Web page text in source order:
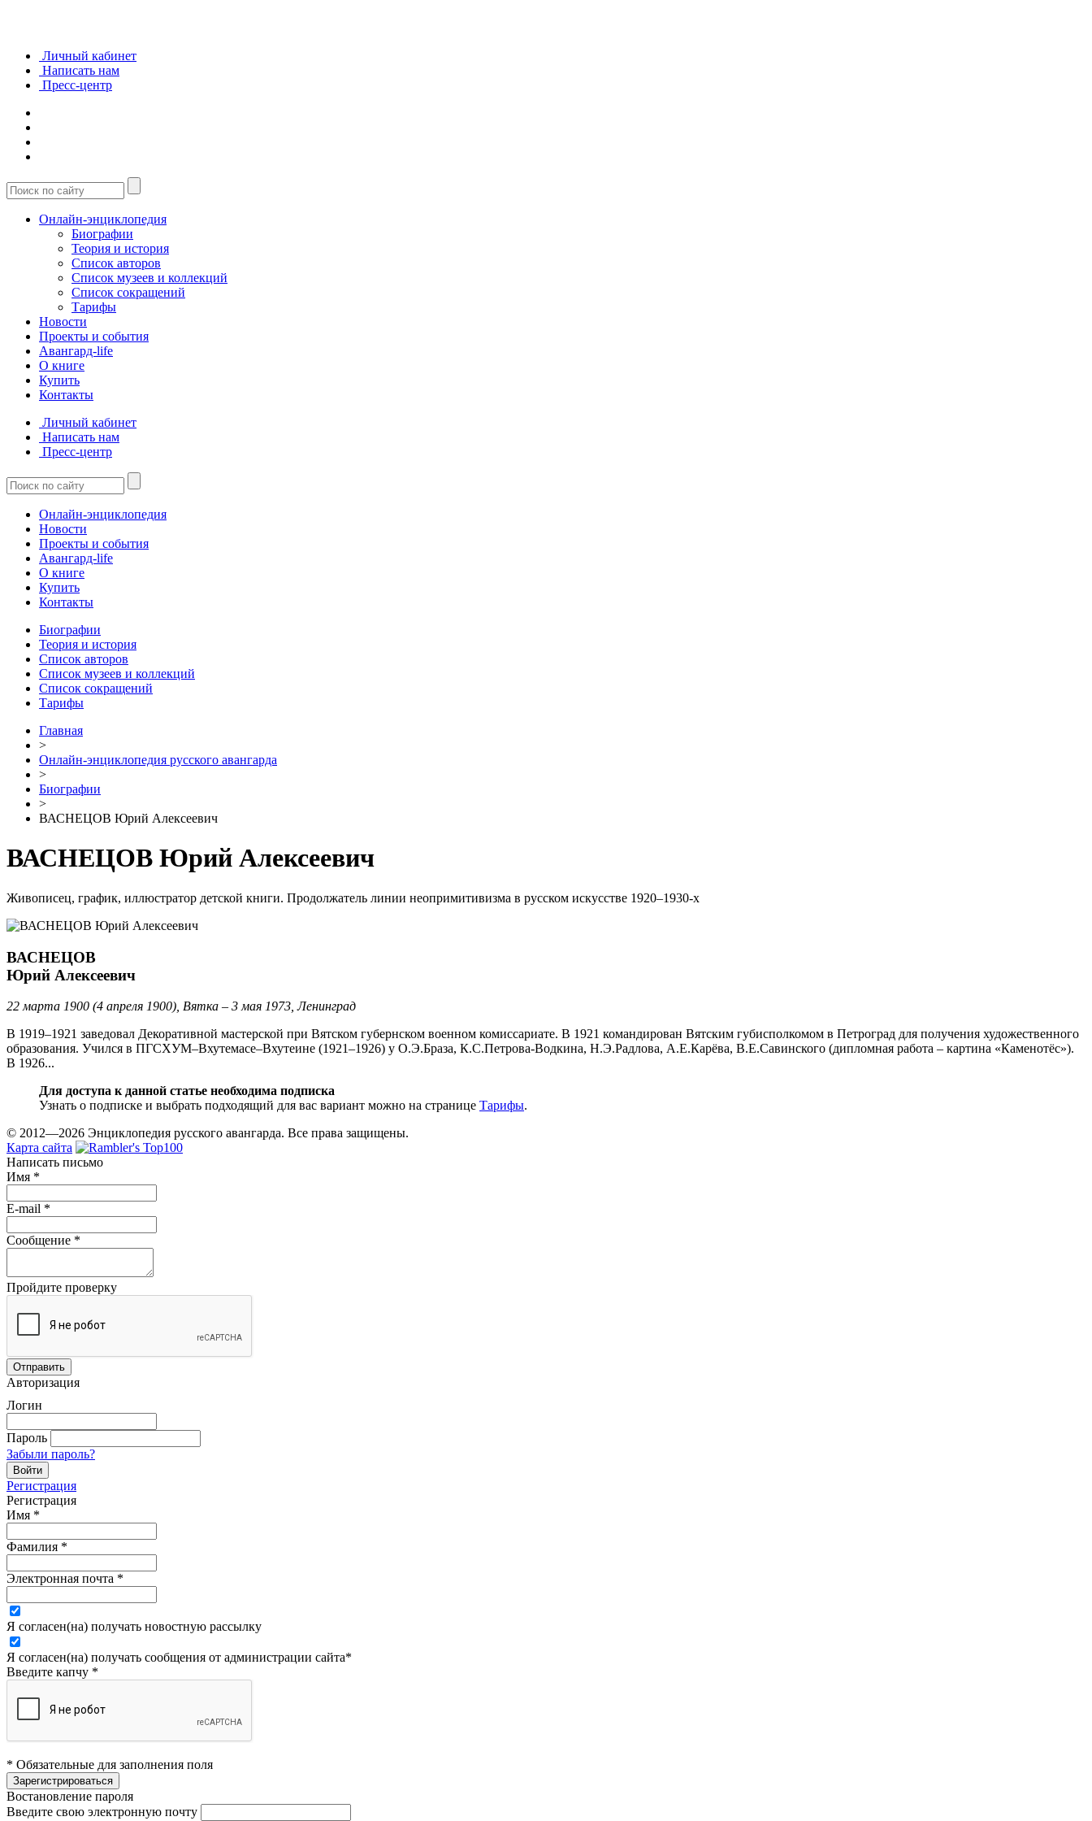
Личный кабинет
Написать нам
Пресс-центр
Онлайн-энциклопедия
Биографии
Теория и история
Список авторов
Список музеев и коллекций
Список сокращений
Тарифы
Новости
Проекты и события
Авангард-life
О книге
Купить
Контакты
Личный кабинет
Написать нам
Пресс-центр
Онлайн-энциклопедия
Новости
Проекты и события
Авангард-life
О книге
Купить
Контакты
Биографии
Теория и история
Список авторов
Список музеев и коллекций
Список сокращений
Тарифы
Главная
>
Онлайн-энциклопедия русского авангарда
>
Биографии
>
ВАСНЕЦОВ Юрий Алексеевич
ВАСНЕЦОВ Юрий Алексеевич
Живописец, график, иллюстратор детской книги. Продолжатель линии неопримитивизма в русском искусстве 1920–1930-х
ВАСНЕЦОВ
Юрий Алексеевич
22 марта 1900 (4 апреля 1900), Вятка – 3 мая 1973, Ленинград
В 1919–1921 заведовал Декоративной мастерской при Вятском губернском военном комиссариате. В 1921 командирован Вятским губисполкомом в Петроград для получения художественного
образования. Учился в ПГСХУМ–Вхутемасе–Вхутеине (1921–1926) у О.Э.Браза, К.С.Петрова-Водкина, Н.Э.Радлова, А.Е.Карёва, В.Е.Савинского (дипломная работа – картина «Каменотёс»).
В 1926...
Для доступа к данной статье необходима подписка
Узнать о подписке и выбрать подходящий для вас вариант можно на странице Тарифы.
© 2012—2026 Энциклопедия русского авангарда. Все права защищены.
Карта сайта
Написать письмо
Имя *
E-mail *
Сообщение *
Пройдите проверку
Авторизация
Логин
Пароль
Забыли пароль?
Регистрация
Регистрация
Имя *
Фамилия *
Электронная почта *
Я согласен(на) получать новостную рассылку
Я согласен(на) получать сообщения от администрации сайта*
Введите капчу *
* Обязательные для заполнения поля
Востановление пароля
Введите свою электронную почту